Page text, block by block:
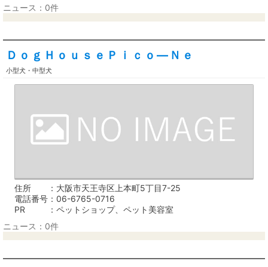
ニュース：0件
ＤｏｇＨｏｕｓｅＰｉｃｏ―Ｎｅ
小型犬・中型犬
住所
大阪市天王寺区上本町5丁目7-25
電話番号
06-6765-0716
PR
ペットショップ、ペット美容室
ニュース：0件